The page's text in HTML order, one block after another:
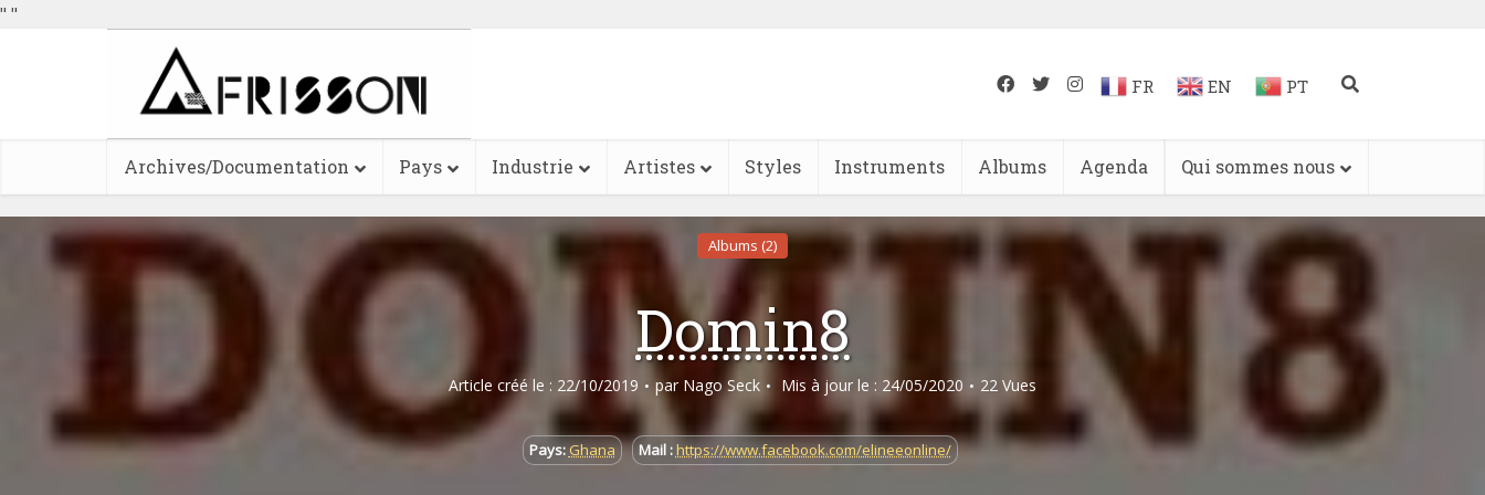
" "
FR EN PT
Archives/Documentation Pays Industrie Artistes Styles Instruments Albums Agenda Qui sommes nous
Albums (2)
Domin8
Article créé le : 22/10/2019 par Nago Seck Mis à jour le : 24/05/2020 22 Vues
Pays:Ghana Mail :https://www.facebook.com/elineeonline/